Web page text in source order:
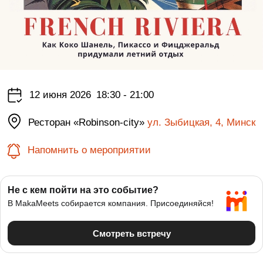
12 июня 2026 18:30 - 21:00
Ресторан «Robinson-city»ул. Зыбицкая, 4, Минск
Напомнить о мероприятии